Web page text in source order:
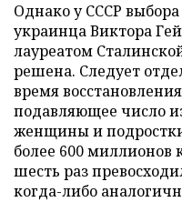
Однако у СССР
украинца Виктора
лауреатом
решена. Следует
время
подавляющее число
женщины и
более 600 миллионов
шесть раз
когда-либо